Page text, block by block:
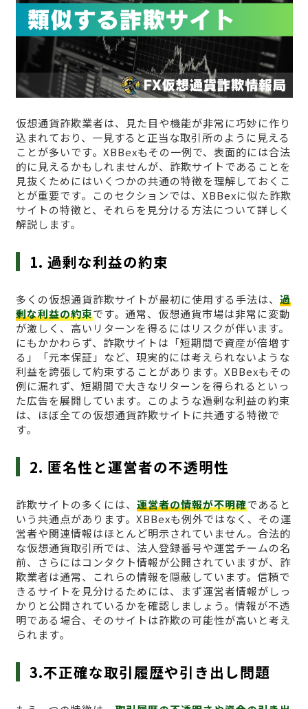
仮想通貨詐欺業者は、見た目や機能が非常に巧妙に作り
込まれており、一見すると正当な取引所のように見える
ことが多いです。XBBexもその一例で、表面的には合法
的に見えるかもしれませんが、詐欺サイトであることを
見抜くためにはいくつかの共通の特徴を理解しておくこ
とが重要です。このセクションでは、XBBexに似た詐欺
サイトの特徴と、それらを見分ける方法について詳しく
解説します。
1. 過剰な利益の約束
多くの仮想通貨詐欺サイトが最初に使用する手法は、 過
剰な利益の約束です。通常、仮想通貨市場は非常に変動
が激しく、高いリターンを得るにはリスクが伴います。
にもかかわらず、詐欺サイトは「短期間で資産が倍増す
る」「元本保証」など、現実的には考えられないような
利益を誇張して約束することがあります。XBBexもその
例に漏れず、短期間で大きなリターンを得られるといっ
た広告を展開しています。このような過剰な利益の約束
は、ほぼ全ての仮想通貨詐欺サイトに共通する特徴で
す。
2. 匿名性と運営者の不透明性
詐欺サイトの多くには、 運営者の情報が不明確であると
いう共通点があります。XBBexも例外ではなく、その運
営者や関連情報はほとんど明示されていません。合法的
な仮想通貨取引所では、法人登録番号や運営チームの名
前、さらにはコンタクト情報が公開されていますが、詐
欺業者は通常、これらの情報を隠蔽しています。信頼で
きるサイトを見分けるためには、まず運営者情報がしっ
かりと公開されているかを確認しましょう。情報が不透
明である場合、そのサイトは詐欺の可能性が高いと考え
られます。
3.不正確な取引履歴や引き出し問題